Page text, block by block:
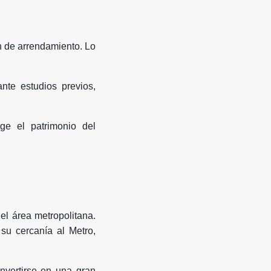
de arrendamiento. Lo
estudios previos,
el patrimonio del
área metropolitana.
cercanía al Metro,